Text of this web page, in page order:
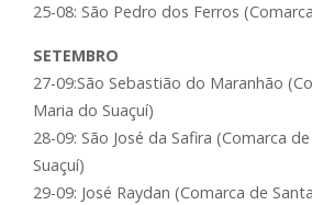
25-08: São Pedro dos Ferros
SETEMBRO
27-09:São Sebastião do Maranhão
Maria do Suaçuí)
28-09: São José da Safira (Comarca
Suaçuí)
29-09: José Raydan (Comarca de